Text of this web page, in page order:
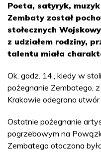
Poeta, satyryk,
Zembaty został
stołecznych
z udziałem rodziny,
talentu miała
Ok. godz. 14., kiedy w
pożegnanie Zembatego,
Krakowie odegrano
Ostatnie pożegnanie
pogrzebowym na
Zembatego otoczona